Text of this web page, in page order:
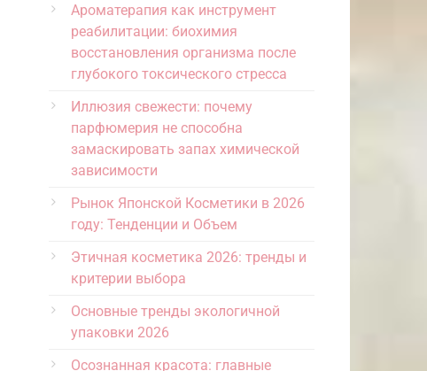
Ароматерапия как инструмент
реабилитации: биохимия
восстановления организма после
глубокого токсического стресса
Иллюзия свежести: почему
парфюмерия не способна
замаскировать запах химической
зависимости
Рынок Японской Косметики в 2026
году: Тенденции и Объем
Этичная косметика 2026: тренды и
критерии выбора
Основные тренды экологичной
упаковки 2026
Осознанная красота: главные